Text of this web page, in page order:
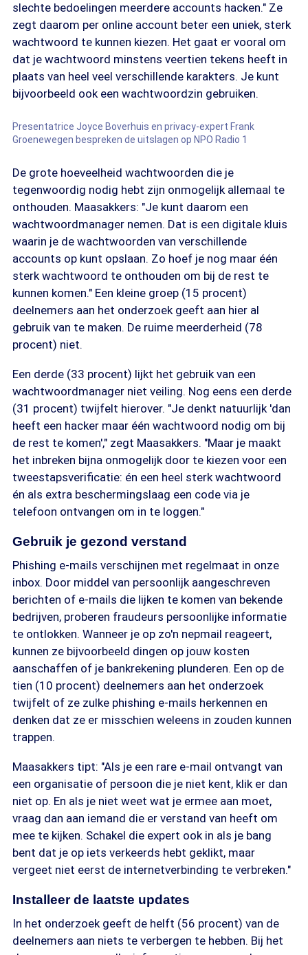
slechte bedoelingen meerdere accounts hacken." Ze
zegt daarom per online account beter een uniek, sterk
wachtwoord te kunnen kiezen. Het gaat er vooral om
dat je wachtwoord minstens veertien tekens heeft in
plaats van heel veel verschillende karakters. Je kunt
bijvoorbeeld ook een wachtwoordzin gebruiken.
Presentatrice Joyce Boverhuis en privacy-expert Frank
Groenewegen bespreken de uitslagen op NPO Radio 1
De grote hoeveelheid wachtwoorden die je
tegenwoordig nodig hebt zijn onmogelijk allemaal te
onthouden. Maasakkers: "Je kunt daarom een
wachtwoordmanager nemen. Dat is een digitale kluis
waarin je de wachtwoorden van verschillende
accounts op kunt opslaan. Zo hoef je nog maar één
sterk wachtwoord te onthouden om bij de rest te
kunnen komen." Een kleine groep (15 procent)
deelnemers aan het onderzoek geeft aan hier al
gebruik van te maken. De ruime meerderheid (78
procent) niet.
Een derde (33 procent) lijkt het gebruik van een
wachtwoordmanager niet veiling. Nog eens een derde
(31 procent) twijfelt hierover. "Je denkt natuurlijk 'dan
heeft een hacker maar één wachtwoord nodig om bij
de rest te komen'," zegt Maasakkers. "Maar je maakt
het inbreken bijna onmogelijk door te kiezen voor een
tweestapsverificatie: én een heel sterk wachtwoord
én als extra beschermingslaag een code via je
telefoon ontvangen om in te loggen."
Gebruik je gezond verstand
Phishing e-mails verschijnen met regelmaat in onze
inbox. Door middel van persoonlijk aangeschreven
berichten of e-mails die lijken te komen van bekende
bedrijven, proberen fraudeurs persoonlijke informatie
te ontlokken. Wanneer je op zo'n nepmail reageert,
kunnen ze bijvoorbeeld dingen op jouw kosten
aanschaffen of je bankrekening plunderen. Een op de
tien (10 procent) deelnemers aan het onderzoek
twijfelt of ze zulke phishing e-mails herkennen en
denken dat ze er misschien weleens in zouden kunnen
trappen.
Maasakkers tipt: "Als je een rare e-mail ontvangt van
een organisatie of persoon die je niet kent, klik er dan
niet op. En als je niet weet wat je ermee aan moet,
vraag dan aan iemand die er verstand van heeft om
mee te kijken. Schakel die expert ook in als je bang
bent dat je op iets verkeerds hebt geklikt, maar
vergeet niet eerst de internetverbinding te verbreken."
Installeer de laatste updates
In het onderzoek geeft de helft (56 procent) van de
deelnemers aan niets te verbergen te hebben. Bij het